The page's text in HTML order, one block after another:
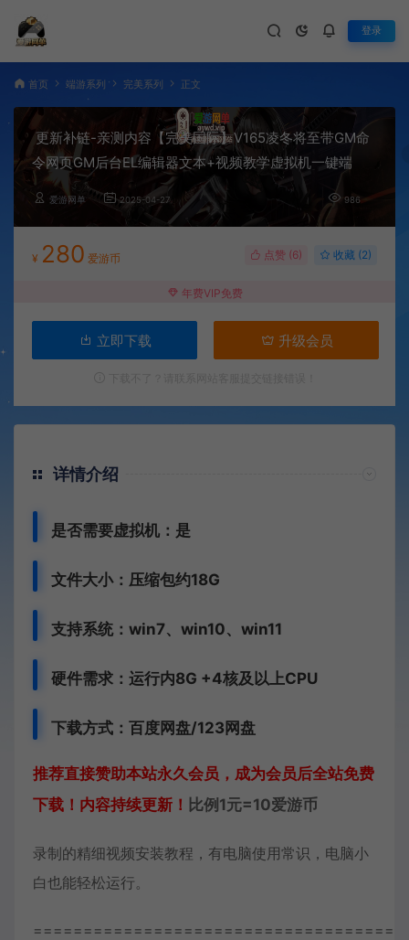
登录
首页 端游系列 完美系列 正文
更新补链-亲测内容【完美国际】V165凌冬将至带GM命
令网页GM后台EL编辑器文本+视频教学虚拟机一键端
爱游网单 2025-04-27 986
¥ 280 爱游币 点赞 (6) 收藏 (2)
年费VIP免费
立即下载 升级会员
详情介绍
是否需要虚拟机：是
文件大小：压缩包约18G
支持系统：win7、win10、win11
硬件需求：运行内8G +4核及以上CPU
下载方式：百度网盘/123网盘
推荐直接赞助本站永久会员，成为会员后全站免费
下载！内容持续更新！ 比例1元=10爱游币
录制的精细视频安装教程，有电脑使用常识，电脑小
白也能轻松运行。